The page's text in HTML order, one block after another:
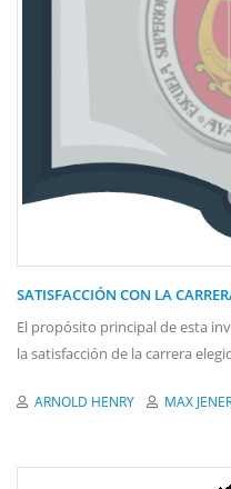
SATISFACCIÓN CON LA
El propósito principal de esta
la satisfacción de la carrera
ARNOLD HENRY MAX